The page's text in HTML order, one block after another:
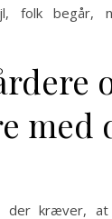
folk
med
der kræver, at